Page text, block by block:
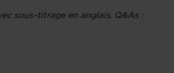
sous-titrage en anglais. Q&As :